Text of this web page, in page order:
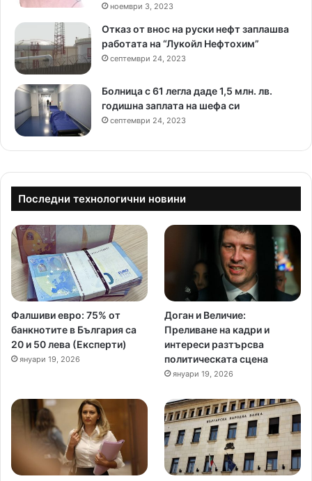
ноември 3, 2023
Отказ от внос на руски нефт заплашва
работата на “Лукойл Нефтохим”
септември 24, 2023
Болница с 61 легла даде 1,5 млн. лв.
годишна заплата на шефа си
септември 24, 2023
Последни технологични новини
Фалшиви евро: 75% от
банкнотите в България са
20 и 50 лева (Експерти)
януари 19, 2026
Доган и Величие:
Преливане на кадри и
интереси разтърсва
политическата сцена
януари 19, 2026